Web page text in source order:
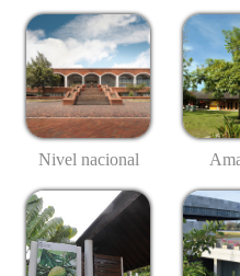
Nivel nacional